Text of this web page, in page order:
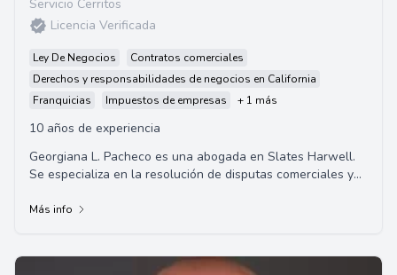
Servicio Cerritos
Licencia Verificada
Ley De Negocios
Contratos comerciales
Derechos y responsabilidades de negocios en California
Franquicias
Impuestos de empresas + 1 más
10 años de experiencia
Georgiana L. Pacheco es una abogada en Slates Harwell.
Se especializa en la resolución de disputas comerciales y
Más info